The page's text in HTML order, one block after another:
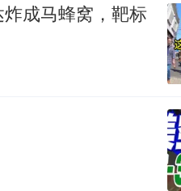
成马蜂窝，靶标